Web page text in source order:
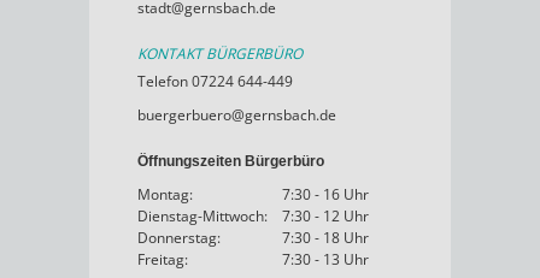
stadt@gernsbach.de
KONTAKT BÜRGERBÜRO
Telefon 07224 644-449
buergerbuero@gernsbach.de
Öffnungszeiten Bürgerbüro
Montag:
7:30 - 16 Uhr
Dienstag-Mittwoch:
7:30 - 12 Uhr
Donnerstag:
7:30 - 18 Uhr
Freitag:
7:30 - 13 Uhr